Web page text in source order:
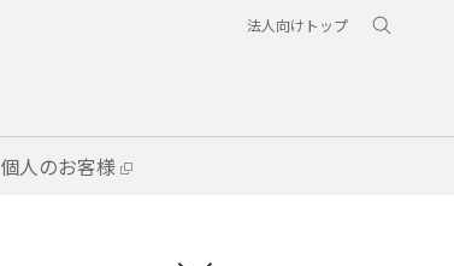
法人向けトップ
個人のお客様